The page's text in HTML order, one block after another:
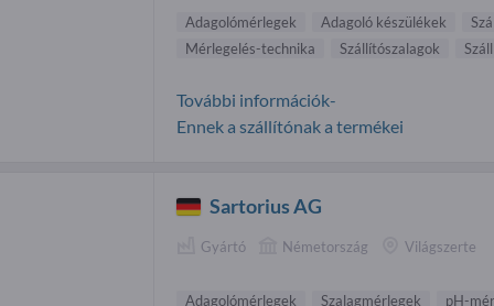
Adagolómérlegek Adagoló készülékek
Mérlegelés-technika
Szállítószalagok
További információk-
Ennek a szállítónak a termékei
Sartorius AG
Gyártó Németország Világszerte
Adagolómérlegek Szalagmérlegek pH-